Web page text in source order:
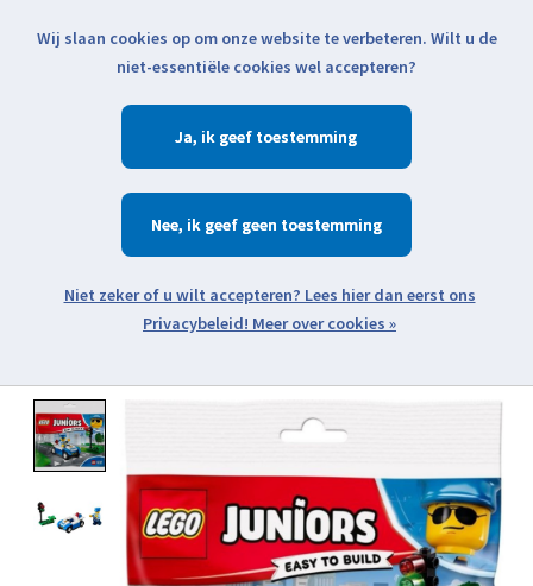
Klik voor actuele verzendinformatie...
Verlanglijst
Zoeken
Open webshop menu
Product image slideshow Items
Wij slaan cookies op om onze website te verbeteren. Wilt u de
niet-essentiële cookies wel accepteren?
Ja
Nee
Meer over cookies »